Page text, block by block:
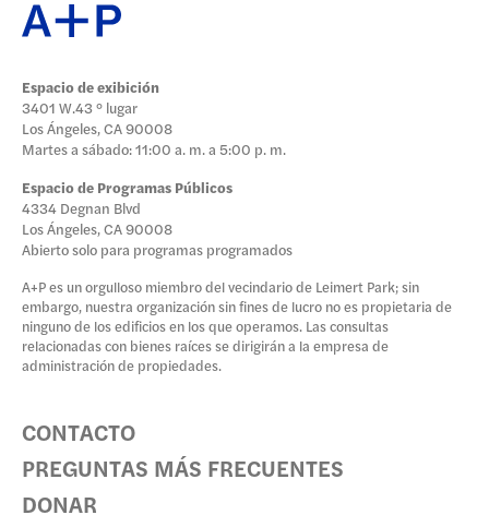
Espacio de exibición
3401 W.43 ° lugar
Los Ángeles, CA 90008
Martes a sábado: 11:00 a. m. a 5:00 p. m.
Espacio de Programas Públicos
4334 Degnan Blvd
Los Ángeles, CA 90008
Abierto solo para programas programados
A+P es un orgulloso miembro del vecindario de Leimert Park; sin
embargo, nuestra organización sin fines de lucro no es propietaria de
ninguno de los edificios en los que operamos. Las consultas
relacionadas con bienes raíces se dirigirán a la empresa de
administración de propiedades.
CONTACTO
PREGUNTAS MÁS FRECUENTES
DONAR